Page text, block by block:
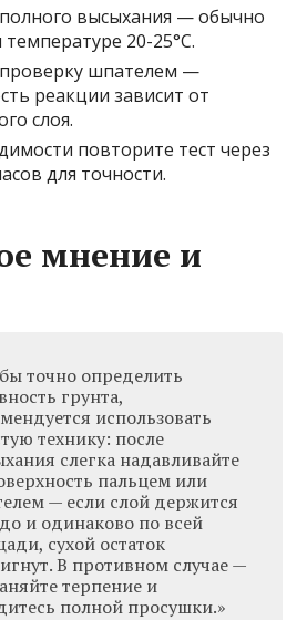
высыхания — обычно
температуре 20-25°C.
шпателем —
реакции зависит от
слоя.
повторите тест через
для точности.
мнение и
точно определить
грунта,
использовать
технику: после
слегка надавливайте
пальцем или
— если слой держится
и одинаково по всей
сухой остаток
В противном случае —
терпение и
полной просушки.»